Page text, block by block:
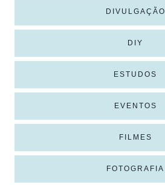
DIVULGAÇÃO
DIY
ESTUDOS
EVENTOS
FILMES
FOTOGRAFIA